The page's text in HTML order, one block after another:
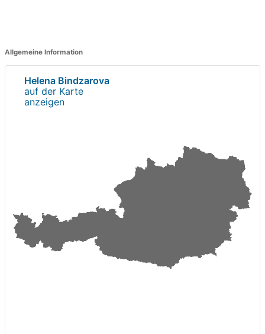
Allgemeine Information
Helena Bindzarova
auf der Karte
anzeigen